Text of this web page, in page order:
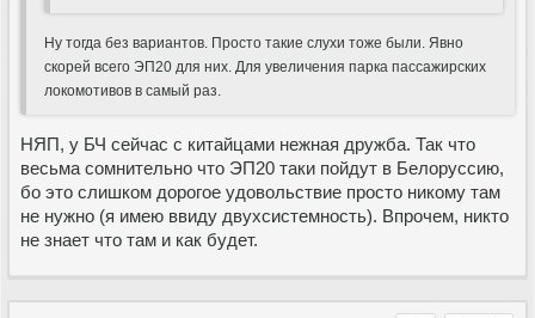
Ну тогда без вариантов. Просто такие слухи тоже были. Явно
скорей всего ЭП20 для них. Для увеличения парка пассажирских
локомотивов в самый раз.
НЯП, у БЧ сейчас с китайцами нежная дружба. Так что
весьма сомнительно что ЭП20 таки пойдут в Белоруссию,
бо это слишком дорогое удовольствие просто никому там
не нужно (я имею ввиду двухсистемность). Впрочем, никто
не знает что там и как будет.